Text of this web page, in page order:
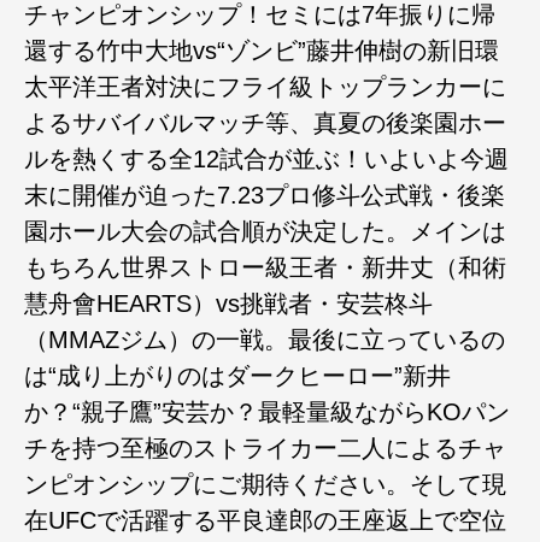
チャンピオンシップ！セミには7年振りに帰
還する竹中大地vs“ゾンビ”藤井伸樹の新旧環
太平洋王者対決にフライ級トップランカーに
よるサバイバルマッチ等、真夏の後楽園ホー
ルを熱くする全12試合が並ぶ！いよいよ今週
末に開催が迫った7.23プロ修斗公式戦・後楽
園ホール大会の試合順が決定した。メインは
もちろん世界ストロー級王者・新井丈（和術
慧舟會HEARTS）vs挑戦者・安芸柊斗
（MMAZジム）の一戦。最後に立っているの
は“成り上がりのはダークヒーロー”新井
か？“親子鷹”安芸か？最軽量級ながらKOパン
チを持つ至極のストライカー二人によるチャ
ンピオンシップにご期待ください。そして現
在UFCで活躍する平良達郎の王座返上で空位